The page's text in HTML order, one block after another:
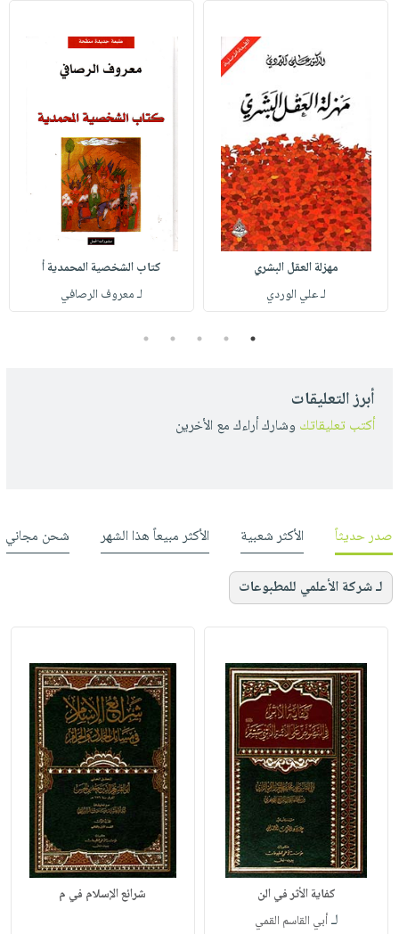
مهزلة العقل البشري
لـ علي الوردي
كتاب الشخصية المحمدية أ
لـ معروف الرصافي
1
2
3
4
5
أبرز التعليقات
أكتب تعليقاتك وشارك أراءك مع الأخرين
صدر حديثاً الأكثر شعبية الأكثر مبيعاً هذا الشهر شحن مجاني
لـ شركة الأعلمي للمطبوعات
كفاية الأثر في الن
لـأبي القاسم القمي
شرائع الإسلام في م